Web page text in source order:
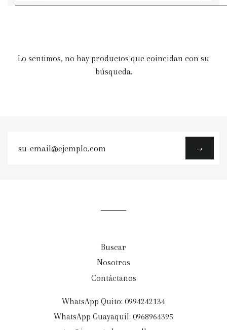
Lo sentimos, no hay productos que coincidan con su
búsqueda.
email@ejemplo.com
→
Buscar
Nosotros
Contáctanos
WhatsApp Quito: 0994242134
WhatsApp Guayaquil: 0968964395